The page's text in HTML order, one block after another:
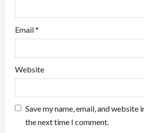
Email*
Website
Save my name, email, and
the next time I comment.